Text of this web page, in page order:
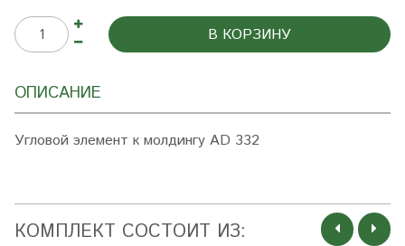
В КОРЗИНУ
ОПИСАНИЕ
Угловой элемент к молдингу AD 332
КОМПЛЕКТ СОСТОИТ ИЗ: